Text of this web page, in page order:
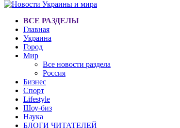
ВСЕ РАЗДЕЛЫ
Главная
Украина
Город
Мир
Все новости раздела
Россия
Бизнес
Спорт
Lifestyle
Шоу-биз
Наука
БЛОГИ ЧИТАТЕЛЕЙ